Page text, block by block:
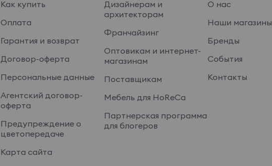
Как купить
Оплата
Гарантия и возврат
Договор-оферта
Персональные данные
Агентский договор-
оферта
Предупреждение о
цветопередаче
Карта сайта
Дизайнерам и
архитекторам
Франчайзинг
Оптовикам и интернет-
магазинам
Поставщикам
Мебель для HoReCa
Партнерская программа
для блогеров
О нас
Наши магазины
Бренды
События
Контакты